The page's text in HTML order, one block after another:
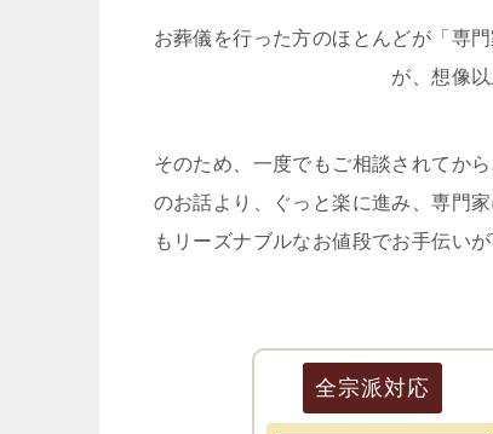
お葬儀を行った方のほとんどが「専
が、想像
そのため、一度でもご相談されてか
のお話より、ぐっと楽に進み、専門
もリーズナブルなお値段でお手伝い
全宗派対応